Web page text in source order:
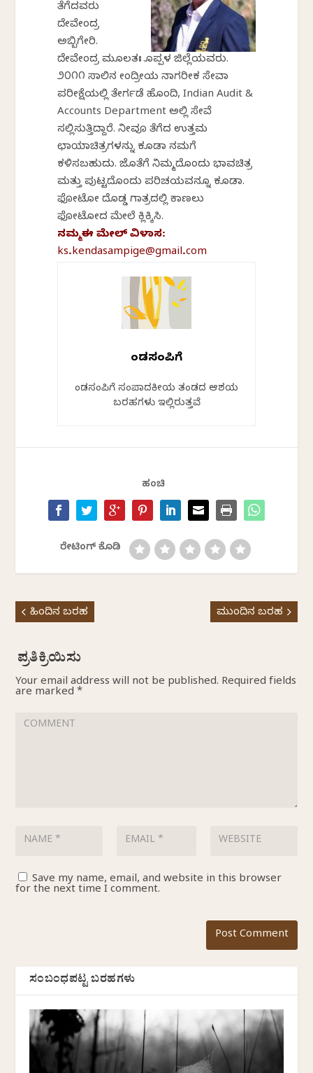
ತೆಗೆದವರು
ದೇವೇಂದ್ರ
ಅಬ್ಬಿಗೇರಿ.
ದೇವೇಂದ್ರ ಮೂಲತಃ ಕೊಪ್ಪಳ ಜಿಲ್ಲೆಯವರು.
೨೦೧೧ ಸಾಲಿನ ಕೇಂದ್ರೀಯ ನಾಗರೀಕ ಸೇವಾ
ಪರೀಕ್ಷೆಯಲ್ಲಿ ತೇರ್ಗಡೆ ಹೊಂದಿ, Indian Audit &
Accounts Department ಅಲ್ಲಿ ಸೇವೆ
ಸಲ್ಲಿಸುತ್ತಿದ್ದಾರೆ. ನೀವೂ ತೆಗೆದ ಉತ್ತಮ
ಛಾಯಾಚಿತ್ರಗಳನ್ನು ಕೂಡಾ ನಮಗೆ
ಕಳಿಸಬಹುದು. ಜೊತೆಗೆ ನಿಮ್ಮದೊಂದು ಭಾವಚಿತ್ರ
ಮತ್ತು ಪುಟ್ಟದೊಂದು ಪರಿಚಯವನ್ನೂ ಕೂಡಾ.
ಫೋಟೋ ದೊಡ್ಡ ಗಾತ್ರದಲ್ಲಿ ಕಾಣಲು
ಫೋಟೋದ ಮೇಲೆ ಕ್ಲಿಕ್ಕಿಸಿ.
ನಮ್ಮ ಈ ಮೇಲ್ ವಿಳಾಸ:
ks.kendasampige@gmail.com
ಕೆಂಡಸಂಪಿಗೆ
ಕೆಂಡಸಂಪಿಗೆ ಸಂಪಾದಕೀಯ ತಂಡದ ಆಶಯ
ಬರಹಗಳು ಇಲ್ಲಿರುತ್ತವೆ
ಹಂಚಿ
ರೇಟಿಂಗ್ ಕೊಡಿ
ಹಿಂದಿನ ಬರಹ ಮುಂದಿನ ಬರಹ
Your email address will not be published. Required fields
are marked *
Save my name, email, and website in this browser
for the next time I comment.
ಸಂಬಂಧಪಟ್ಟ ಬರಹಗಳು